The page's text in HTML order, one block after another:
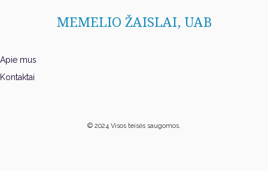
MEMELIO ŽAISLAI, UAB
Apie mus
Kontaktai
© 2024 Visos teisės saugomos.